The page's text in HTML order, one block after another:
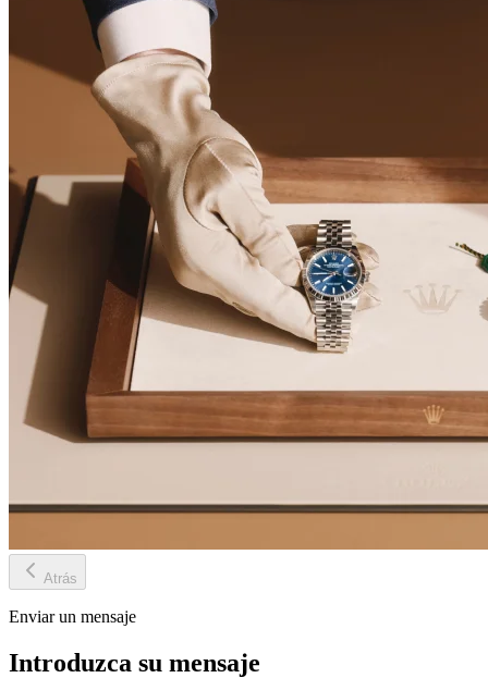
Atrás
Enviar un mensaje
Introduzca su mensaje